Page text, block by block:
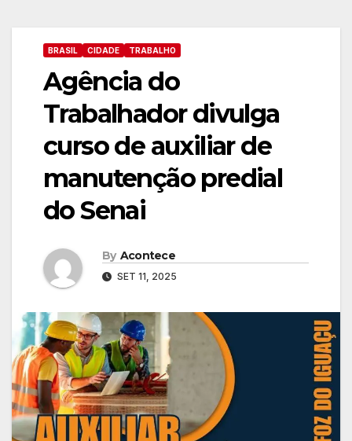
BRASIL CIDADE TRABALHO
Agência do
Trabalhador divulga
curso de auxiliar de
manutenção predial
do Senai
By Acontece
SET 11, 2025